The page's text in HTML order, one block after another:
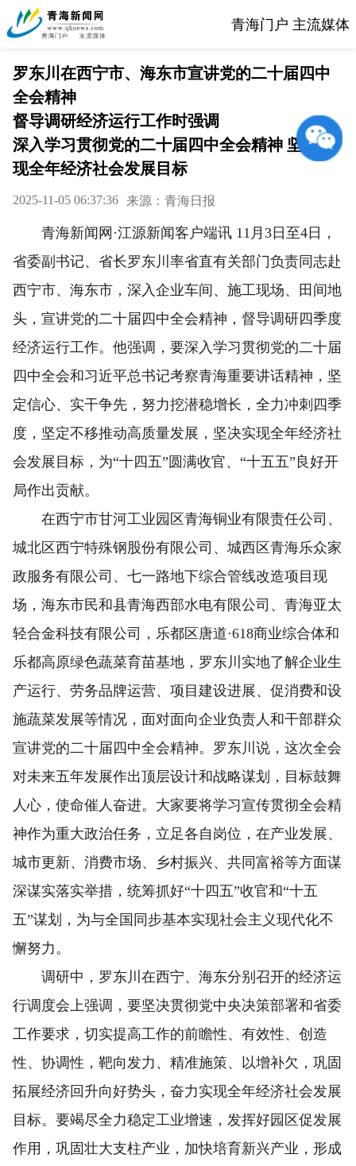
青海门户 主流媒体
罗东川在西宁市、海东市宣讲党的二十届四中
全会精神
督导调研经济运行工作时强调
深入学习贯彻党的二十届四中全会精神 坚决实
现全年经济社会发展目标
2025-11-05 06:37:36 来源：青海日报
青海新闻网·江源新闻客户端讯 11月3日至4日，
省委副书记、省长罗东川率省直有关部门负责同志赴
西宁市、海东市，深入企业车间、施工现场、田间地
头，宣讲党的二十届四中全会精神，督导调研四季度
经济运行工作。他强调，要深入学习贯彻党的二十届
四中全会和习近平总书记考察青海重要讲话精神，坚
定信心、实干争先，努力挖潜稳增长，全力冲刺四季
度，坚定不移推动高质量发展，坚决实现全年经济社
会发展目标，为“十四五”圆满收官、“十五五”良好开
局作出贡献。
在西宁市甘河工业园区青海铜业有限责任公司、
城北区西宁特殊钢股份有限公司、城西区青海乐众家
政服务有限公司、七一路地下综合管线改造项目现
场，海东市民和县青海西部水电有限公司、青海亚太
轻合金科技有限公司，乐都区唐道·618商业综合体和
乐都高原绿色蔬菜育苗基地，罗东川实地了解企业生
产运行、劳务品牌运营、项目建设进展、促消费和设
施蔬菜发展等情况，面对面向企业负责人和干部群众
宣讲党的二十届四中全会精神。罗东川说，这次全会
对未来五年发展作出顶层设计和战略谋划，目标鼓舞
人心，使命催人奋进。大家要将学习宣传贯彻全会精
神作为重大政治任务，立足各自岗位，在产业发展、
城市更新、消费市场、乡村振兴、共同富裕等方面谋
深谋实落实举措，统筹抓好“十四五”收官和“十五
五”谋划，为与全国同步基本实现社会主义现代化不
懈努力。
调研中，罗东川在西宁、海东分别召开的经济运
行调度会上强调，要坚决贯彻党中央决策部署和省委
工作要求，切实提高工作的前瞻性、有效性、创造
性、协调性，靶向发力、精准施策、以增补欠，巩固
拓展经济回升向好势头，奋力实现全年经济社会发展
目标。要竭尽全力稳定工业增速，发挥好园区促发展
作用，巩固壮大支柱产业，加快培育新兴产业，形成